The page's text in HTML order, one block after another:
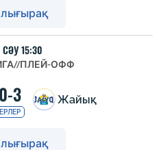
15:30
//ПЛЕЙ-ОФФ
0-3
ЕРЛЕР
Жайық